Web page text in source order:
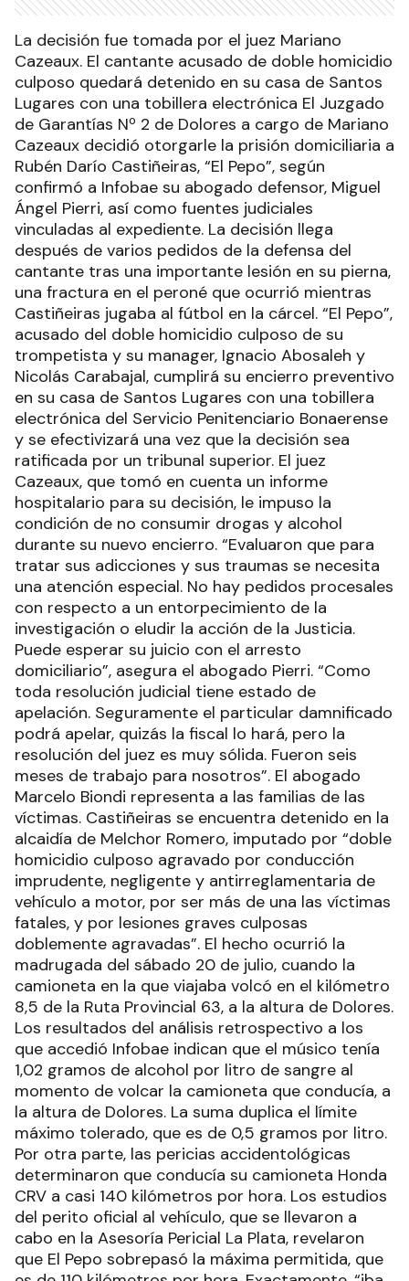
La decisión fue tomada por el juez Mariano
Cazeaux. El cantante acusado de doble homicidio
culposo quedará detenido en su casa de Santos
Lugares con una tobillera electrónica El Juzgado
de Garantías Nº 2 de Dolores a cargo de Mariano
Cazeaux decidió otorgarle la prisión domiciliaria a
Rubén Darío Castiñeiras, “El Pepo”, según
confirmó a Infobae su abogado defensor, Miguel
Ángel Pierri, así como fuentes judiciales
vinculadas al expediente. La decisión llega
después de varios pedidos de la defensa del
cantante tras una importante lesión en su pierna,
una fractura en el peroné que ocurrió mientras
Castiñeiras jugaba al fútbol en la cárcel. “El Pepo”,
acusado del doble homicidio culposo de su
trompetista y su manager, Ignacio Abosaleh y
Nicolás Carabajal, cumplirá su encierro preventivo
en su casa de Santos Lugares con una tobillera
electrónica del Servicio Penitenciario Bonaerense
y se efectivizará una vez que la decisión sea
ratificada por un tribunal superior. El juez
Cazeaux, que tomó en cuenta un informe
hospitalario para su decisión, le impuso la
condición de no consumir drogas y alcohol
durante su nuevo encierro. “Evaluaron que para
tratar sus adicciones y sus traumas se necesita
una atención especial. No hay pedidos procesales
con respecto a un entorpecimiento de la
investigación o eludir la acción de la Justicia.
Puede esperar su juicio con el arresto
domiciliario”, asegura el abogado Pierri. “Como
toda resolución judicial tiene estado de
apelación. Seguramente el particular damnificado
podrá apelar, quizás la fiscal lo hará, pero la
resolución del juez es muy sólida. Fueron seis
meses de trabajo para nosotros”. El abogado
Marcelo Biondi representa a las familias de las
víctimas. Castiñeiras se encuentra detenido en la
alcaidía de Melchor Romero, imputado por “doble
homicidio culposo agravado por conducción
imprudente, negligente y antirreglamentaria de
vehículo a motor, por ser más de una las víctimas
fatales, y por lesiones graves culposas
doblemente agravadas”. El hecho ocurrió la
madrugada del sábado 20 de julio, cuando la
camioneta en la que viajaba volcó en el kilómetro
8,5 de la Ruta Provincial 63, a la altura de Dolores.
Los resultados del análisis retrospectivo a los
que accedió Infobae indican que el músico tenía
1,02 gramos de alcohol por litro de sangre al
momento de volcar la camioneta que conducía, a
la altura de Dolores. La suma duplica el límite
máximo tolerado, que es de 0,5 gramos por litro.
Por otra parte, las pericias accidentológicas
determinaron que conducía su camioneta Honda
CRV a casi 140 kilómetros por hora. Los estudios
del perito oficial al vehículo, que se llevaron a
cabo en la Asesoría Pericial La Plata, revelaron
que El Pepo sobrepasó la máxima permitida, que